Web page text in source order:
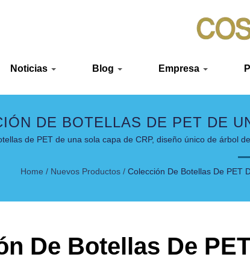
Noticias Blog Empresa
DE BOTELLAS DE PET DE
NAVIDAD | FABRICANTE DE
de PET de una sola capa de CRP, diseño único de árbol
Home / Nuevos Productos / Colección De Botellas De PET
De Botellas De